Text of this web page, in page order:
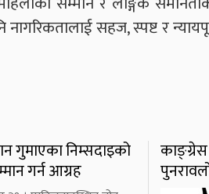
सहज, स्पष्ट र
गुमाएका निम्सदाइको
गर्न आग्रह